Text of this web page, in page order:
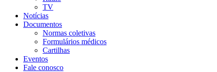
TV
Notícias
Documentos
Normas coletivas
Formulários médicos
Cartilhas
Eventos
Fale conosco